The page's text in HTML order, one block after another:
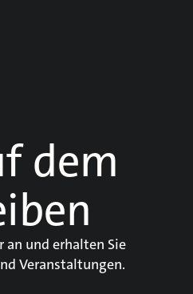
dem
an und erhalten Sie
Veranstaltungen.